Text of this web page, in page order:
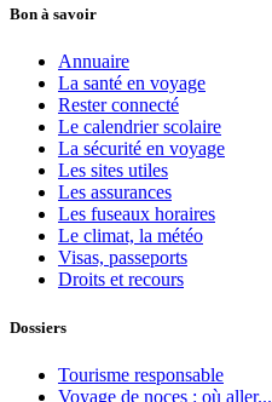
Bon à savoir
Annuaire
La santé en voyage
Rester connecté
Le calendrier scolaire
La sécurité en voyage
Les sites utiles
Les assurances
Les fuseaux horaires
Le climat, la météo
Visas, passeports
Droits et recours
Dossiers
Tourisme responsable
Voyage de noces : où aller...